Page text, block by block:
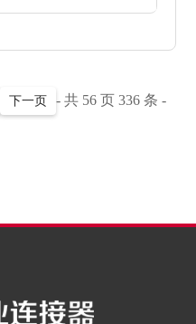
下一页 - 共 56 页 336 条 -